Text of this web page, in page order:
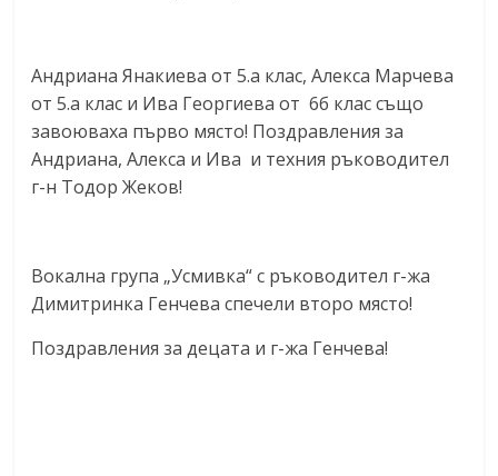
Андриана Янакиева от 5.а клас, Алекса Марчева
от 5.а клас и Ива Георгиева от 6б классъщо
завоюваха първо място! Поздравления за
Андриана, Алекса и Ива и техния ръководител
г-н Тодор Жеков!
Вокална група „Усмивка“ с ръководител г-жа
Димитринка Генчева спечели второ място!
Поздравления за децата и г-жа Генчева!